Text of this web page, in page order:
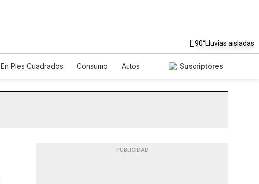
90°Lluvias aisladas
En Pies Cuadrados Consumo
Autos
Suscriptores
PUBLICIDAD